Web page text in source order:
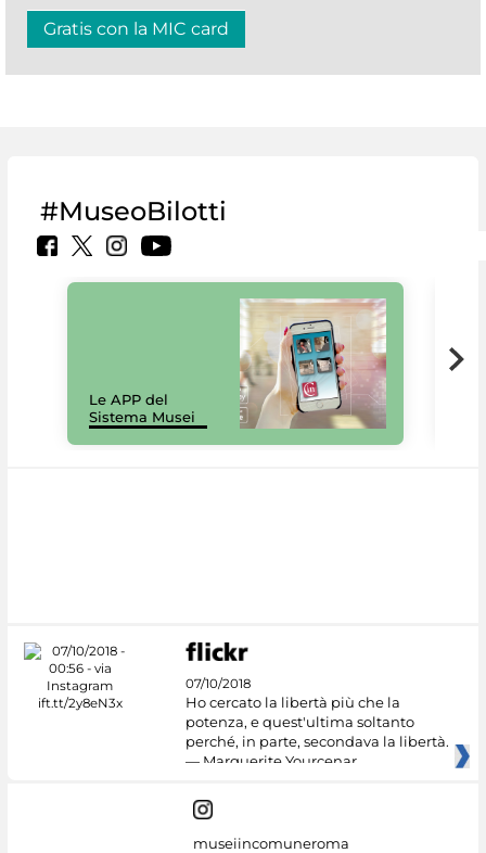
Gratis con la MIC card
#MuseoBilotti
Le APP del
Sistema Musei
07/10/2018
Ho cercato la libertà più che la
potenza, e quest'ultima soltanto
perché, in parte, secondava la libertà.
— Marguerite Yourcenar
museiincomuneroma